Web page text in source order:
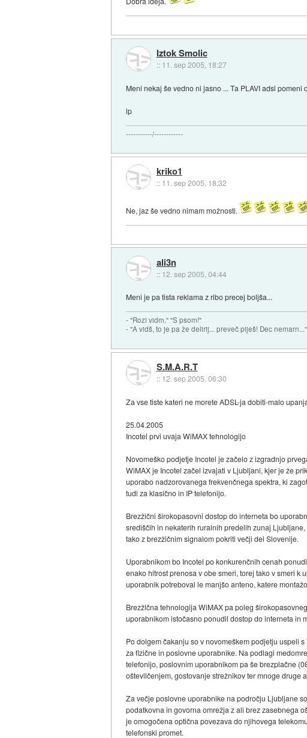
Iztok Smolic
:: 11. sep 2005, 18:27
Meni nekaj še vedno ni jasno ... Ta PLAVI adsl
lp
-----------/------------
kriko1
:: 11. sep 2005, 18:32
Ne, jaz še vedno nimam možnosti.
ali3n
:: 12. sep 2005, 04:44
Meni je pa tista reklama z ribo precej boljša...
- "Rozi vidm." "S psom!"
- "A vidš, to je pa že delirij... preveč piješ! Dec nemarn..."
S.M.A.R.T
:: 12. sep 2005, 06:30
Za vse tiste kateri ne morete ADSL-ja dobiti-malo
25.04.2005
Incotel prvi uvaja WiMAX tehnologijo
Novomeško podjetje Incotel je začelo z izgradnjo
WiMAX je Incotel začel izvajati v Ljubljani, kjer je že
uporabo nadzorovanega frekvenčnega spektra, ki
tudi za klasično in IP telefonijo.
Brezžični širokopasovni dostop do interneta bo
središčih in nekaterih ruralnih predelih zunaj
tako z brezžičnim signalom pokriti večji del Slovenije.
Uporabnikom bo Incotel po konkurenčnih cenah
enako hitrost prenosa v obe smeri, torej tako v smeri
uporabnik potreboval le manjšo anteno, katere
Brezžična tehnologija WiMAX pa poleg
uporabnikom istočasno ponudil dostop do interneta in
Po dolgem čakanju so v novomeškem podjetju uspeli
za fizične in poslovne uporabnike. Na podlagi
telefonijo, poslovnim uporabnikom pa še brezplačne
oštevilčenjem, gostovanje strežnikov ter mnoge druge
Za večje poslovne uporabnike na področju Ljubljane
podatkovna in govorna omrežja z ali brez zasebnega
je omogočena optična povezava do njihovega
telefonski promet.